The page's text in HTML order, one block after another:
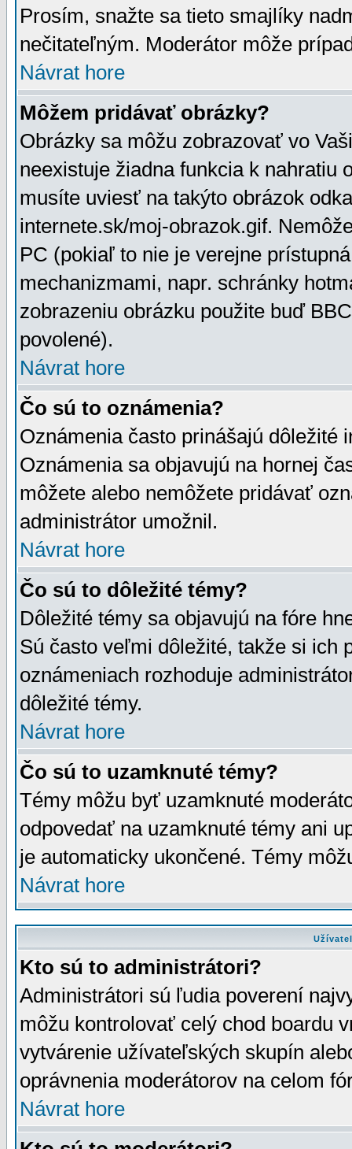
Prosím, snažte sa tieto smajlíky
nečitateľným. Moderátor môže
Návrat hore
Môžem pridávať obrázky?
Obrázky sa môžu zobrazovať vo
neexistuje žiadna funkcia k nahratiu
musíte uviesť na takýto obrázok
internete.sk/moj-obrazok.gif.
PC (pokiaľ to nie je verejne
mechanizmami, napr. schránky
zobrazeniu obrázku použite buď
povolené).
Návrat hore
Čo sú to oznámenia?
Oznámenia často prinášajú dôležité
Oznámenia sa objavujú na hornej
môžete alebo nemôžete pridávať
administrátor umožnil.
Návrat hore
Čo sú to dôležité témy?
Dôležité témy sa objavujú na fóre
Sú často veľmi dôležité, takže si ich
oznámeniach rozhoduje
dôležité témy.
Návrat hore
Čo sú to uzamknuté témy?
Témy môžu byť uzamknuté
odpovedať na uzamknuté témy ani
je automaticky ukončené. Témy
Návrat hore
Kto sú to administrátori?
Administrátori sú ľudia poverení
môžu kontrolovať celý chod boardu
vytvárenie užívateľských skupín
oprávnenia moderátorov na celom
Návrat hore